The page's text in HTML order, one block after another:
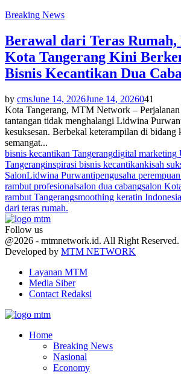
Breaking News
Berawal dari Teras Rumah,
Kota Tangerang Kini
Bisnis Kecantikan Dua
by cmsJune 14, 2026June 14, 2026041
Kota Tangerang, MTM Network –
tantangan tidak menghalangi Lidwina
kesuksesan. Berbekal keterampilan di bidang
semangat...
bisnis kecantikan Tangerangdigital
Tangeranginspirasi bisnis kecantikankisah
SalonLidwina Purwantipengusaha
rambut profesionalsalon dua cabangsalon
rambut Tangerangsmoothing keratin Indonesia
dari teras rumah.
Follow us
Facebook
Twitter
Youtube
@2026 - mtmnetwork.id. All Right Reserved.
Developed by MTM NETWORK
Layanan MTM
Media Siber
Contact Redaksi
Home
Breaking News
Nasional
Economy